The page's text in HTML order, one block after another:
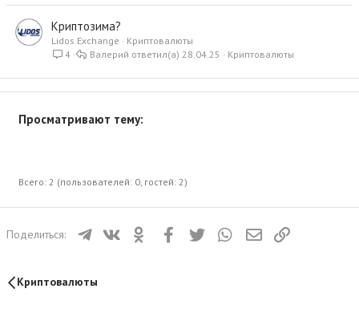
Криптозима?
Lidos Exchange
Криптовалюты
4
Криптовалюты
28.04.25
Валерий
Просматривают тему:
Всего: 2 (пользователей: 0, гостей: 2)
Поделиться: ТелеграмВКонтактеОдноклассники
FacebookTwitter WhatsAppЭлектронная почта
Криптовалюты